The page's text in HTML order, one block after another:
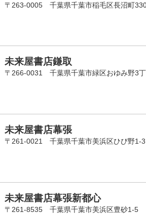
〒263-0005 千葉県千葉市稲毛区長沼町
未来屋書店鎌取
〒266-0031 千葉県千葉市緑区おゆみ野3
未来屋書店幕張
〒261-0021 千葉県千葉市美浜区ひび野1-
未来屋書店幕張新都心
〒261-8535 千葉県千葉市美浜区豊砂1-5